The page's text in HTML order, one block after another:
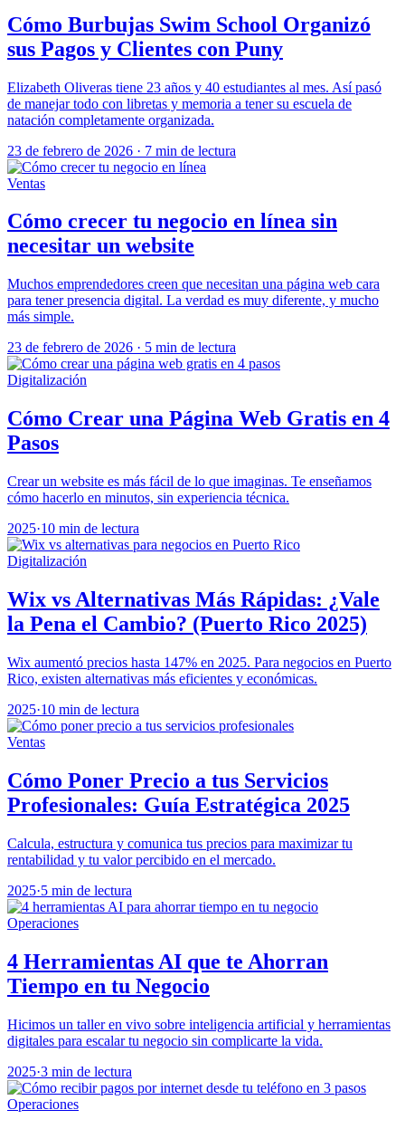
Cómo Burbujas Swim School Organizó
sus Pagos y Clientes con Puny
Elizabeth Oliveras tiene 23 años y 40 estudiantes al mes. Así pasó
de manejar todo con libretas y memoria a tener su escuela de
natación completamente organizada.
23 de febrero de 2026 · 7 min de lectura
Ventas
Cómo crecer tu negocio en línea sin
necesitar un website
Muchos emprendedores creen que necesitan una página web cara
para tener presencia digital. La verdad es muy diferente, y mucho
más simple.
23 de febrero de 2026 · 5 min de lectura
Digitalización
Cómo Crear una Página Web Gratis en 4
Pasos
Crear un website es más fácil de lo que imaginas. Te enseñamos
cómo hacerlo en minutos, sin experiencia técnica.
2025·10 min de lectura
Digitalización
Wix vs Alternativas Más Rápidas: ¿Vale
la Pena el Cambio? (Puerto Rico 2025)
Wix aumentó precios hasta 147% en 2025. Para negocios en Puerto
Rico, existen alternativas más eficientes y económicas.
2025·10 min de lectura
Ventas
Cómo Poner Precio a tus Servicios
Profesionales: Guía Estratégica 2025
Calcula, estructura y comunica tus precios para maximizar tu
rentabilidad y tu valor percibido en el mercado.
2025·5 min de lectura
Operaciones
4 Herramientas AI que te Ahorran
Tiempo en tu Negocio
Hicimos un taller en vivo sobre inteligencia artificial y herramientas
digitales para escalar tu negocio sin complicarte la vida.
2025·3 min de lectura
Operaciones